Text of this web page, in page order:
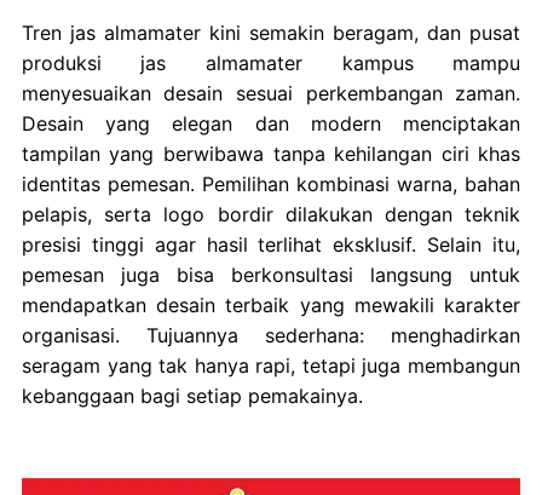
Tren jas almamater kini semakin beragam, dan pusat
produksi jas almamater kampus mampu
menyesuaikan desain sesuai perkembangan zaman.
Desain yang elegan dan modern menciptakan
tampilan yang berwibawa tanpa kehilangan ciri khas
identitas pemesan. Pemilihan kombinasi warna, bahan
pelapis, serta logo bordir dilakukan dengan teknik
presisi tinggi agar hasil terlihat eksklusif. Selain itu,
pemesan juga bisa berkonsultasi langsung untuk
mendapatkan desain terbaik yang mewakili karakter
organisasi. Tujuannya sederhana: menghadirkan
seragam yang tak hanya rapi, tetapi juga membangun
kebanggaan bagi setiap pemakainya.